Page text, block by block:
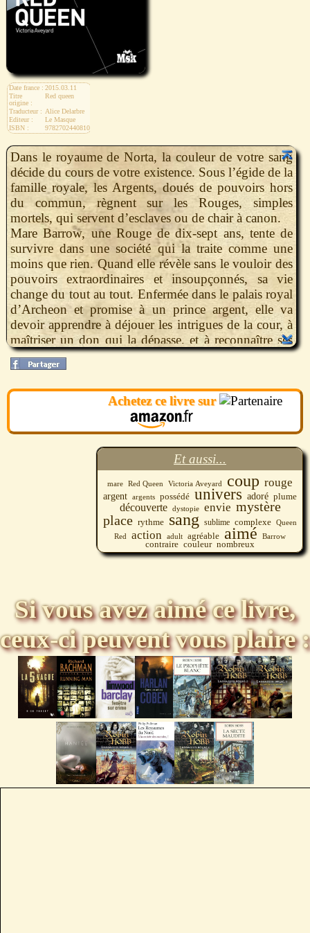
Date france : 2015.03.11
Titre
origine :
Red queen
Traducteur : Alice Delarbre
Editeur :
Le Masque
ISBN :
9782702440810
Dans le royaume de Norta, la couleur de votre sang
décide du cours de votre existence. Sous l’égide de la
famille royale, les Argents, doués de pouvoirs hors
du commun, règnent sur les Rouges, simples
mortels, qui servent d’esclaves ou de chair à canon.
Mare Barrow, une Rouge de dix-sept ans, tente de
survivre dans une société qui la traite comme une
moins que rien. Quand elle révèle sans le vouloir des
pouvoirs extraordinaires et insoupçonnés, sa vie
change du tout au tout. Enfermée dans le palais royal
d’Archeon et promise à un prince argent, elle va
devoir apprendre à déjouer les intrigues de la cour, à
maîtriser un don qui la dépasse, et à reconnaître ses
ennemis, pour faire valoir l’indépendance de son
peuple.
Achetez ce livre sur
Et aussi...
mare Red Queen Victoria Aveyard coup rouge
argent argents possédé univers adoré plume
découverte dystopie envie mystère
place rythme sang sublime complexe Queen
Red
action adult agréable aimé Barrow
contraire couleur nombreux
Si vous avez aimé ce livre,
ceux-ci peuvent vous plaire :